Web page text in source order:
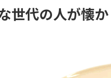
世代の人が懐か